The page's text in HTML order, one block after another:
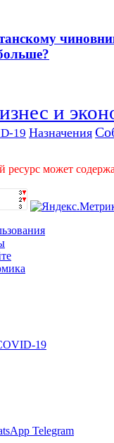
и
19 Назначения
может
19
Telegram